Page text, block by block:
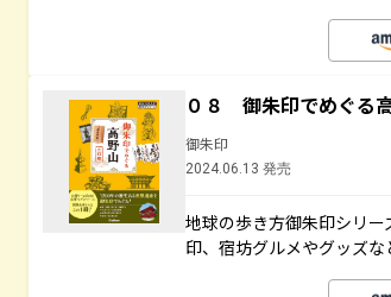
０８ 御朱印でめぐる
御朱印
2024.06.13 発売
地球の歩き方御朱印シリ
印、宿坊グルメやグッズな